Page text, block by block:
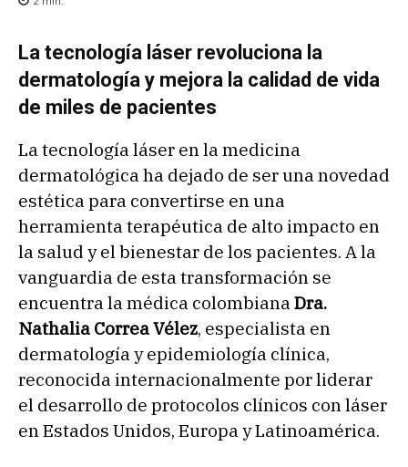
La tecnología láser revoluciona la
dermatología y mejora la calidad de vida
de miles de pacientes
La tecnología láser en la medicina
dermatológica ha dejado de ser una novedad
estética para convertirse en una
herramienta terapéutica de alto impacto en
la salud y el bienestar de los pacientes. A la
vanguardia de esta transformación se
encuentra la médica colombiana Dra.
Nathalia Correa Vélez, especialista en
dermatología y epidemiología clínica,
reconocida internacionalmente por liderar
el desarrollo de protocolos clínicos con láser
en Estados Unidos, Europa y Latinoamérica.